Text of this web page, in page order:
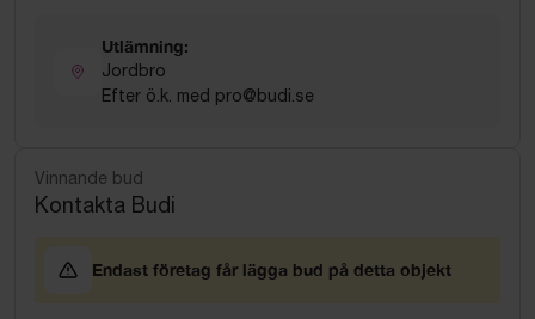
Utlämning:
Jordbro
Efter ö.k. med pro@budi.se
Vinnande bud
Kontakta Budi
Endast företag får lägga bud på detta objekt